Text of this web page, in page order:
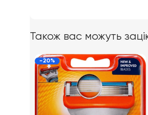
Також вас можуть
-20%